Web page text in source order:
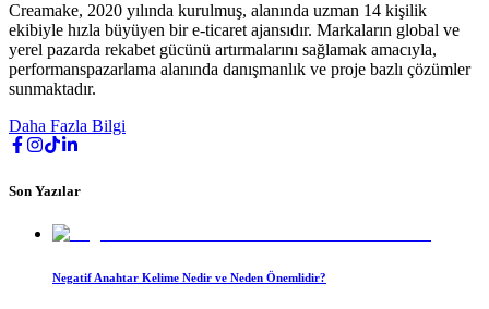
Creamake, 2020 yılında kurulmuş, alanında uzman 14 kişilik
ekibiyle hızla büyüyen bir e-ticaret ajansıdır. Markaların global ve
yerel pazarda rekabet gücünü artırmalarını sağlamak amacıyla,
performanspazarlama alanında danışmanlık ve proje bazlı çözümler
sunmaktadır.
Daha Fazla Bilgi
Son Yazılar
Negatif Anahtar Kelime Nedir ve Neden Önemlidir?